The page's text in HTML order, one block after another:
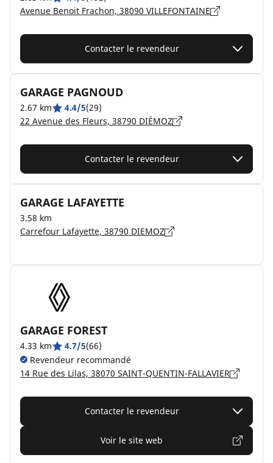
Avenue Benoit Frachon, 38090 VILLEFONTAINE
Contacter le revendeur
GARAGE PAGNOUD
2.67 km 4.4/5(29)
22 Avenue des Fleurs, 38790 DIÉMOZ
Contacter le revendeur
GARAGE LAFAYETTE
3.58 km
Carrefour Lafayette, 38790 DIEMOZ
GARAGE FOREST
4.33 km 4.7/5(66)
Revendeur recommandé
14 Rue des Lilas, 38070 SAINT-QUENTIN-FALLAVIER
Contacter le revendeur
Voir le site web